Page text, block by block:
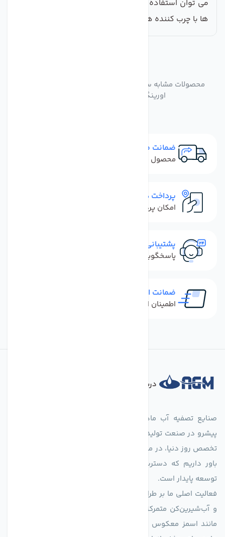
می توان استفاده کرد. توجه: در هنگام استفاده اورینگ
ها با چرب کننده های طبیعی چرب گردد.
محصولات مشابه ست کامل هوزینگ دستگاه تصفیه آب تک
اورینگ تکومن مجموعه سه عددی
ضمانت مرجوعی
محصول نباید آسیب دیده باشد
پرداخت در محل
امکان پرداخت کل فاکتور در محل
پشتیبانی سریع
پاسخگویی سریع به تماس‌ها و پیام‌ها
ضمانت اصل بودن کالا
اطمینان از خرید کالای اورجینال
درباره فروشگاه
پیشرو در صنعت تولید تجهیزات تصفیه آب، با تکیه بر دانش فنی و
تخصص روز دنیا، در مسیر تأمین آب سالم و پایدار گام برمی‌دارد. ما
باور داریم که دسترسی به آب پاک، یک حق اساسی و زیربنای
توسعه پایدار است.
فعالیت اصلی ما بر طراحی و تولید سیستم‌های پیشرفته تصفیه آب
و آب‌شیرین‌کن متمرکز است. ما با بهره‌گیری از فناوری‌های نوین